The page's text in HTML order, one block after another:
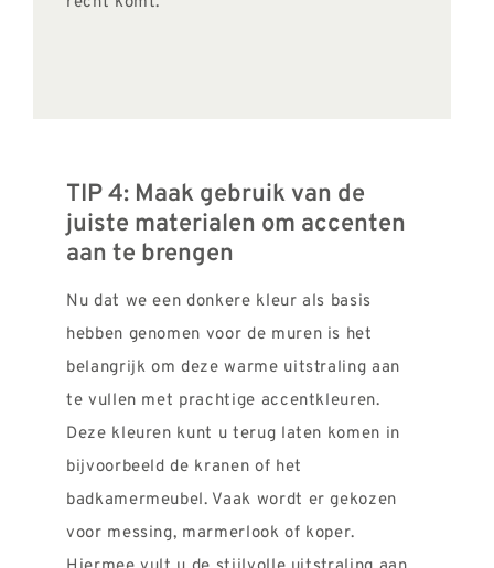
TIP 4: Maak gebruik van de
juiste materialen om accenten
aan te brengen
Nu dat we een donkere kleur als basis
hebben genomen voor de muren is het
belangrijk om deze warme uitstraling aan
te vullen met prachtige accentkleuren.
Deze kleuren kunt u terug laten komen in
bijvoorbeeld de kranen of het
badkamermeubel. Vaak wordt er gekozen
voor messing, marmerlook of koper.